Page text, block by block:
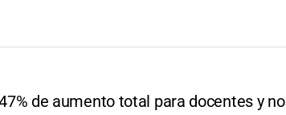
de aumento total para docentes y no